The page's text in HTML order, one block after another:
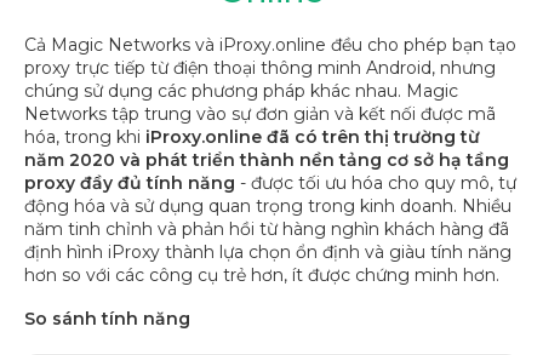
Cả Magic Networks và iProxy.online đều cho phép bạn tạo
proxy trực tiếp từ điện thoại thông minh Android, nhưng
chúng sử dụng các phương pháp khác nhau. Magic
Networks tập trung vào sự đơn giản và kết nối được mã
hóa, trong khi iProxy.online đã có trên thị trường từ
năm 2020 và phát triển thành nền tảng cơ sở hạ tầng
proxy đầy đủ tính năng - được tối ưu hóa cho quy mô, tự
động hóa và sử dụng quan trọng trong kinh doanh. Nhiều
năm tinh chỉnh và phản hồi từ hàng nghìn khách hàng đã
định hình iProxy thành lựa chọn ổn định và giàu tính năng
hơn so với các công cụ trẻ hơn, ít được chứng minh hơn.
So sánh tính năng